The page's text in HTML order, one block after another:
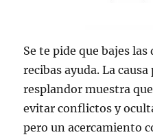
Se te pide que bajes las
recibas ayuda. La
resplandor muestra
evitar conflictos y
pero un acercamiento